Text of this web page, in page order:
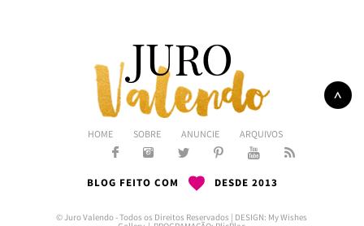
HOME SOBRE ANUNCIE ARQUIVOS
BLOG FEITO COM DESDE 2013
© Juro Valendo - Todos os Direitos Reservados | DESIGN: My Wishes